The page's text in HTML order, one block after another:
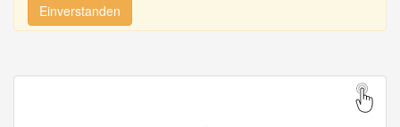
Einverstanden